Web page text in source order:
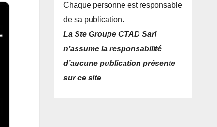
Chaque personne est responsable
de sa publication.
La Ste Groupe CTAD Sarl
n’assume la responsabilité
d’aucune publication présente
sur ce site